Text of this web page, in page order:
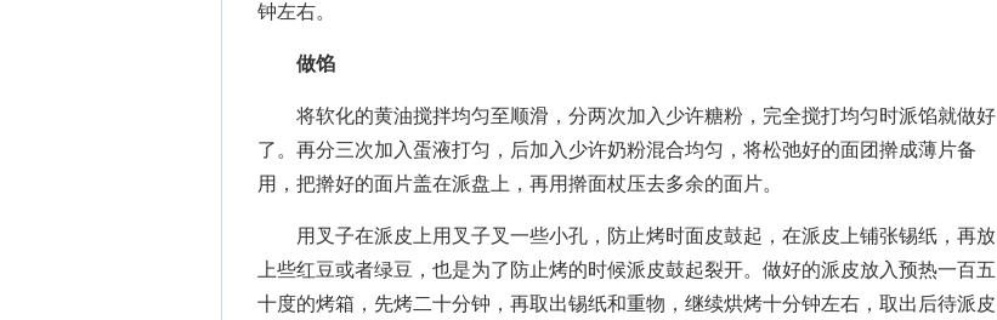
钟左右。
做馅
将软化的黄油搅拌均匀至顺滑，分两次加入少许糖粉，完全搅打均匀时派馅就做好
了。再分三次加入蛋液打匀，后加入少许奶粉混合均匀，将松弛好的面团擀成薄片备
用，把擀好的面片盖在派盘上，再用擀面杖压去多余的面片。
用叉子在派皮上用叉子叉一些小孔，防止烤时面皮鼓起，在派皮上铺张锡纸，再放
上些红豆或者绿豆，也是为了防止烤的时候派皮鼓起裂开。做好的派皮放入预热一百五
十度的烤箱，先烤二十分钟，再取出锡纸和重物，继续烘烤十分钟左右，取出后待派皮